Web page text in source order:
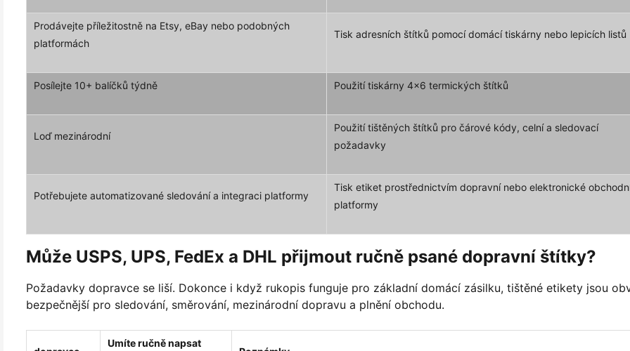
Prodávejte příležitostně na Etsy, eBay nebo podobných
platformách
Tisk adresních štítků pomocí domácí tiskárny nebo lepicích listů
Posílejte 10+ balíčků týdně Použití tiskárny 4x6 termických štítků
Loď mezinárodní
Použití tištěných štítků pro čárové kódy, celní a sledovací
požadavky
Potřebujete automatizované sledování a integraci platformy
Tisk etiket prostřednictvím dopravní nebo elektronické
platformy
Může USPS, UPS, FedEx a DHL přijmout ručně psané dopravní štítky?
Požadavky dopravce se liší. Dokonce i když rukopis funguje pro základní domácí zásilku, tištěné etikety jsou
bezpečnější pro sledování, směrování, mezinárodní dopravu a plnění obchodu.
Umíte ručně napsat